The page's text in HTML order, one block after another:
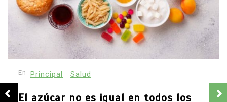
El gobernador planteó que apoyar la producción
rural también protege comunidades y patrimonio.
La apuesta política ya está trazada.
campo zacatecano
Claudia Sheinbaum
David Monreal
desarrollo rural
extorsión
paz en Zacatecas
Sombrerete